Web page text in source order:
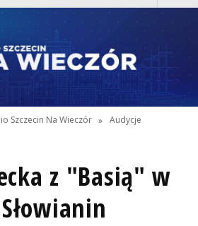
Szczecin Na Wieczór » Audycje
z "Basią" w